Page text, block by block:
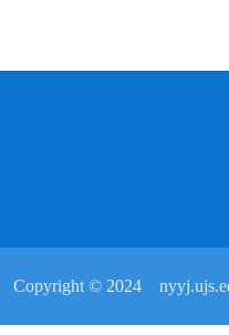
Copyright © 2024